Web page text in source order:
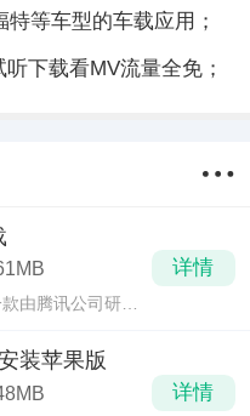
等车型的车载应用；
下载看MV流量全免；
由腾讯公司研发
界各地区中的海
详情
装苹果版
详情